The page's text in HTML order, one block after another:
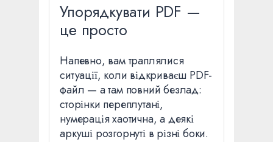
Упорядкувати PDF —
це просто
Напевно, вам траплялися
ситуації, коли відкриваєш PDF-
файл — а там повний безлад:
сторінки переплутані,
нумерація хаотична, а деякі
аркуші розгорнуті в різні боки.